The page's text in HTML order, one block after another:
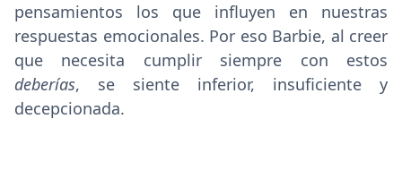
pensamientos los que influyen en nuestras
respuestas emocionales. Por eso Barbie, al creer
que necesita cumplir siempre con estos
deberías, se siente inferior, insuficiente y
decepcionada.